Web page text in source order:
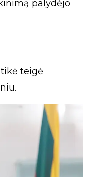
palydėjo
teigė